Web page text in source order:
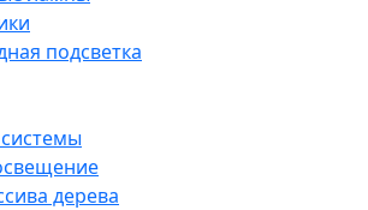
подсветка
дерева